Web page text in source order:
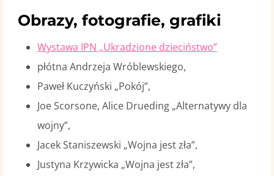
Obrazy, fotografie, grafiki
Wystawa IPN „Ukradzione dzieciństwo”
płótna Andrzeja Wróblewskiego,
Paweł Kuczyński „Pokój”,
Joe Scorsone, Alice Drueding „Alternatywy dla
wojny”,
Jacek Staniszewski „Wojna jest zła”,
Justyna Krzywicka „Wojna jest zła”,